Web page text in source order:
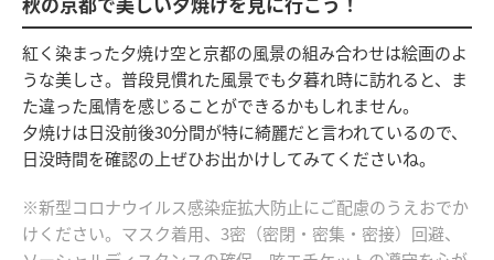
紅く染まった夕焼け空と京都の風景の組み合わせは絵画のよ
うな美しさ。普段見慣れた風景でも夕暮れ時に訪れると、ま
た違った風情を感じることができるかもしれません。
夕焼けは日没前後30分間が特に綺麗だと言われているので、
日没時間を確認の上ぜひお出かけしてみてくださいね。
※新型コロナウイルス感染症拡大防止にご配慮のうえおでか
けください。マスク着用、3密（密閉・密集・密接）回避、